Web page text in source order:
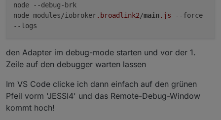
node
--debug-brk
node_modules/iobroker.broadlink2/main.js
--force
--logs
den Adapter im debug-mode starten und vor der 1.
Zeile auf den debugger warten lassen
Im VS Code clicke ich dann einfach auf den grünen
Pfeil vorm 'JESSI4' und das Remote-Debug-Window
kommt hoch!